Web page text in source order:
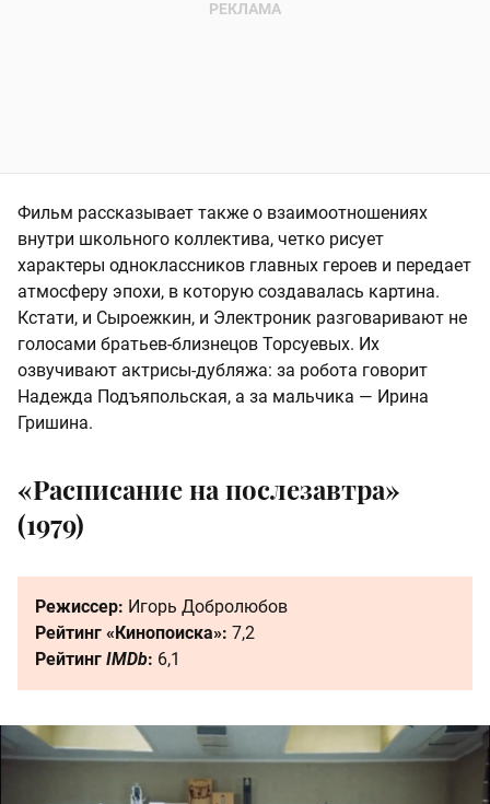
Фильм рассказывает также о взаимоотношениях
внутри школьного коллектива, четко рисует
характеры одноклассников главных героев и передает
атмосферу эпохи, в которую создавалась картина.
Кстати, и Сыроежкин, и Электроник разговаривают не
голосами братьев-близнецов Торсуевых. Их
озвучивают актрисы-дубляжа: за робота говорит
Надежда Подъяпольская, а за мальчика — Ирина
Гришина.
«Расписание на послезавтра»
(1979)
Режиссер: Игорь Добролюбов
Рейтинг «Кинопоиска»: 7,2
Рейтинг IMDb: 6,1